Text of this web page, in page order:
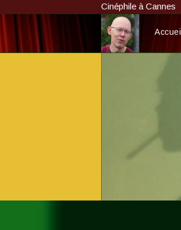
to
Cinéphile à Cannes
Accueil